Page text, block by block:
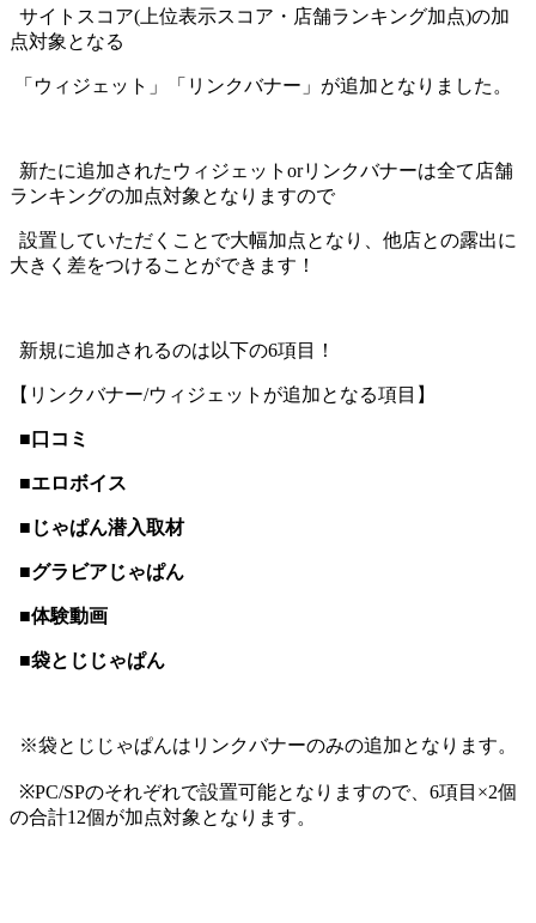
サイトスコア(上位表示スコア・店舗ランキング加点)の加
点対象となる
「ウィジェット」「リンクバナー」が追加となりました。
新たに追加されたウィジェットorリンクバナーは全て店舗
ランキングの加点対象となりますので
設置していただくことで大幅加点となり、他店との露出に
大きく差をつけることができます！
新規に追加されるのは以下の6項目！
【リンクバナー/ウィジェットが追加となる項目】
■口コミ
■エロボイス
■じゃぱん潜入取材
■グラビアじゃぱん
■体験動画
■袋とじじゃぱん
※袋とじじゃぱんはリンクバナーのみの追加となります。
※PC/SPのそれぞれで設置可能となりますので、6項目×2個
の合計12個が加点対象となります。